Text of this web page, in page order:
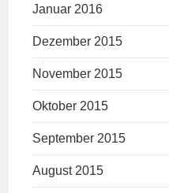
Januar 2016
Dezember 2015
November 2015
Oktober 2015
September 2015
August 2015